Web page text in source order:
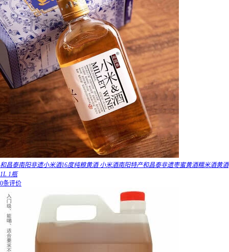
和昌泰南阳非遗小米酒16度纯粮黄酒 小米酒南阳特产和昌泰非遗枣蜜黄酒糯米酒黄酒
1L 1瓶
0条评价